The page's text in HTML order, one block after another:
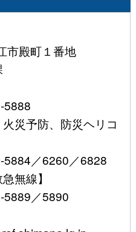
殿町１番地
災予防、防災ヘリコ
／6260／6828
無線】
／5890